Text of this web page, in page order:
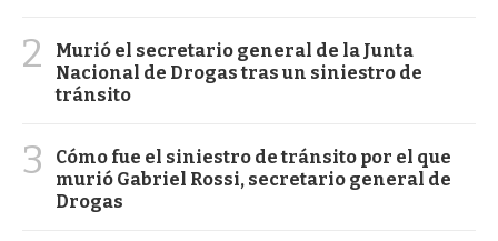
2
Murió el secretario general de la Junta
Nacional de Drogas tras un siniestro de
tránsito
3
Cómo fue el siniestro de tránsito por el que
murió Gabriel Rossi, secretario general de
Drogas